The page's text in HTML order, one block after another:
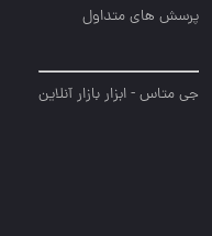
پرسش های متداول
جی متاس - ابزار بازار آنلاین